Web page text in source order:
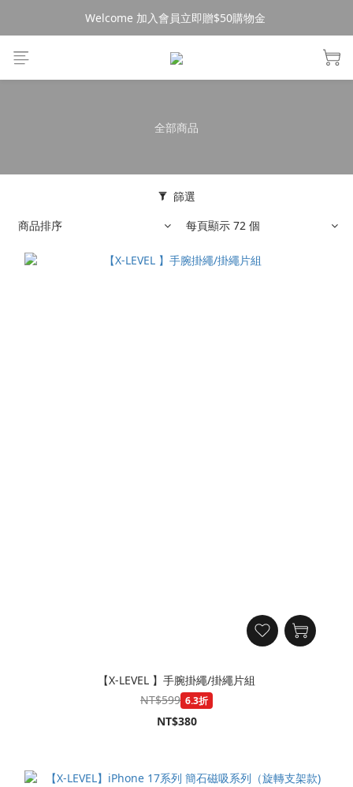
消費$490超商免運🚚
Welcome 加入會員立即贈$50購物金
消費$490超商免運🚚
全部商品
篩選
商品排序
每頁顯示 72 個
【X-LEVEL 】手腕掛繩/掛繩片組
NT$599 6.3折
NT$380